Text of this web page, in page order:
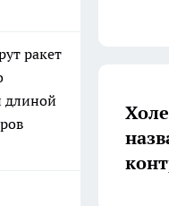
ракет
длиной